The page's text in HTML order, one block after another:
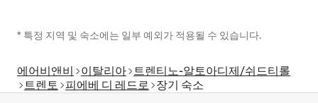
* 특정 지역 및 숙소에는 일부 예외가 적용될 수 있습니다.
에어비앤비 이탈리아 트렌티노-알토아디제/쉬드티롤
트렌토 피에베 디 레드로 장기 숙소